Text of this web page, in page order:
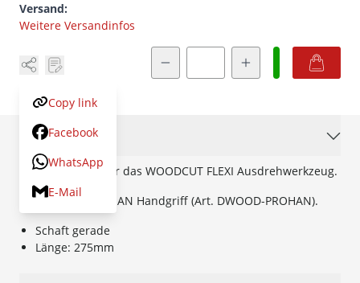
Versand:
Weitere Versandinfos
Copy link
Facebook
WhatsApp
E-Mail
Beschreibung
Gerader Schaft für das WOODCUT FLEXI Ausdrehwerkzeug.
Passend für PROHAN Handgriff (Art. DWOOD-PROHAN).
Schaft gerade
Länge: 275mm